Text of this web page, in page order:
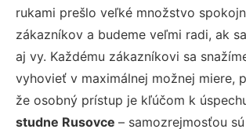
rukami prešlo veľké množstvo
zákazníkov a budeme veľmi radi, ak
aj vy. Každému zákazníkovi sa
vyhovieť v maximálnej možnej miere,
že osobný prístup je kľúčom k
studne Rusovce – samozrejmosťou